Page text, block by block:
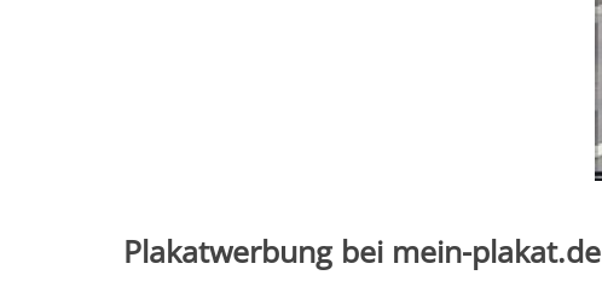
Plakatwerbung bei mein-plakat.de